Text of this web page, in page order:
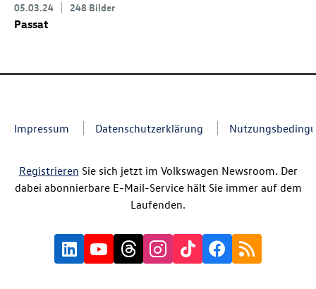
05.03.24 248 Bilder
Passat
Impressum Datenschutzerklärung
Registrieren Sie sich jetzt im Volkswagen Newsroom. Der
dabei abonnierbare E-Mail-Service hält Sie immer auf dem
Laufenden.